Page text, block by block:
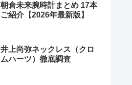
朝倉未来腕時計まとめ 17本
ご紹介【2026年最新版】
井上尚弥ネックレス（クロ
ムハーツ）徹底調査